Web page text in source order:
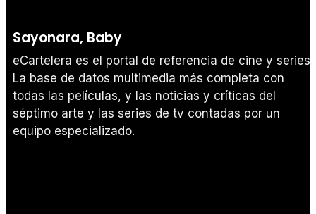
Sayonara, Baby
eCartelera es el portal de referencia de cine y series.
La base de datos multimedia más completa con
todas las películas, y las noticias y críticas del
séptimo arte y las series de tv contadas por un
equipo especializado.